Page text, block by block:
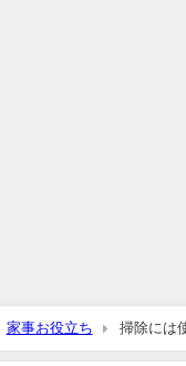
家事お役立ち 掃除には